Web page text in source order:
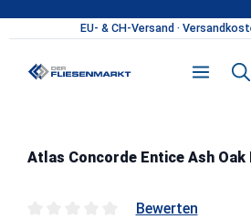
Zum Hauptinhalt springen
Atlas Concorde Entice Ash Oak
Bewerten